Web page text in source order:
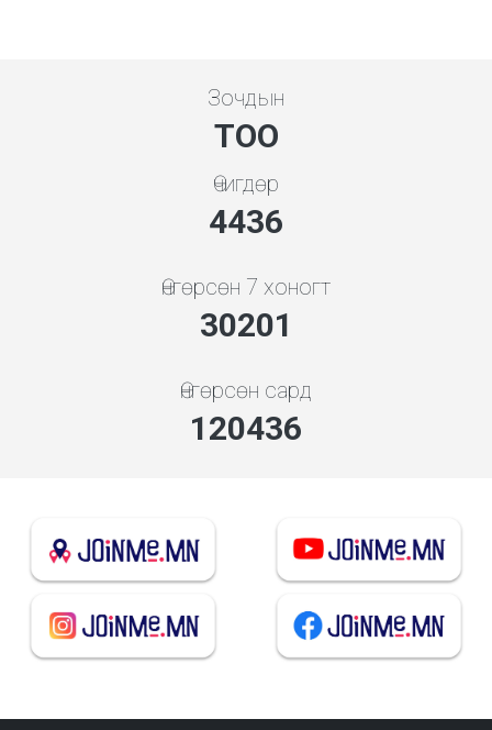
Зочдын
ТОО
Өчигдөр
5119
Өнгөрсөн 7 хоногт
34847
Өнгөрсөн сард
138965